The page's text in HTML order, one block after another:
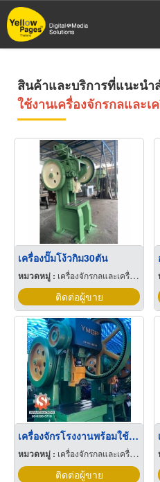
ข้าม
ไป
สินค้าและบริการที่แนะนำ
ใช้งานเครื่องจักรกลและเ
เครื่องปั๊มโง้วกิม30ตัน
หมวดหมู่ : เครื่องจักรกลและเครื่องมือกล
ติดต่อผู้ขาย
เครื่องจักรโรงงานพร้อมใช้งาน
หมวดหมู่ : เครื่องจักรกลและเครื่องมือกล
ติดต่อผู้ขาย